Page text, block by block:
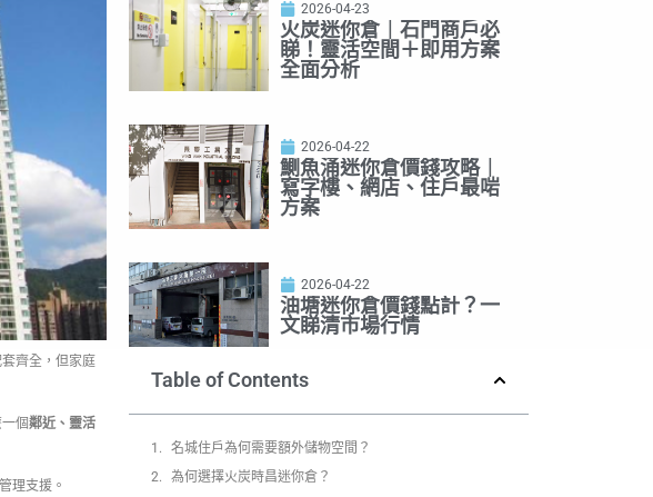
齊全，但家庭
個鄰近、靈活
理支援。
2026-04-23
火炭迷你倉｜石門商戶必
睇！靈活空間＋即用方案
全面分析
2026-04-22
鰂魚涌迷你倉價錢攻略｜
寫字樓、網店、住戶最啱
方案
2026-04-22
油塘迷你倉價錢點計？一
文睇清市場行情
Table of Contents
名城住戶為何需要額外儲物空間？
為何選擇火炭時昌迷你倉？